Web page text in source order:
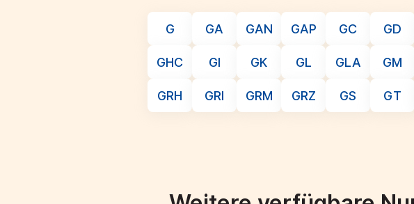
G GA GAN GAP GC GD
GHC GI GK GL GLA GM
GRH GRI GRM GRZ GS GT